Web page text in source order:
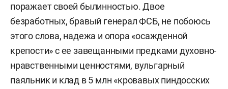
поражает своей былинностью. Двое
безработных, бравый генерал ФСБ, не побоюсь
этого слова, надежа и опора «осажденной
крепости» с ее завещанными предками духовно-
нравственными ценностями, вульгарный
паяльник и клад в 5 млн «кровавых пиндосских